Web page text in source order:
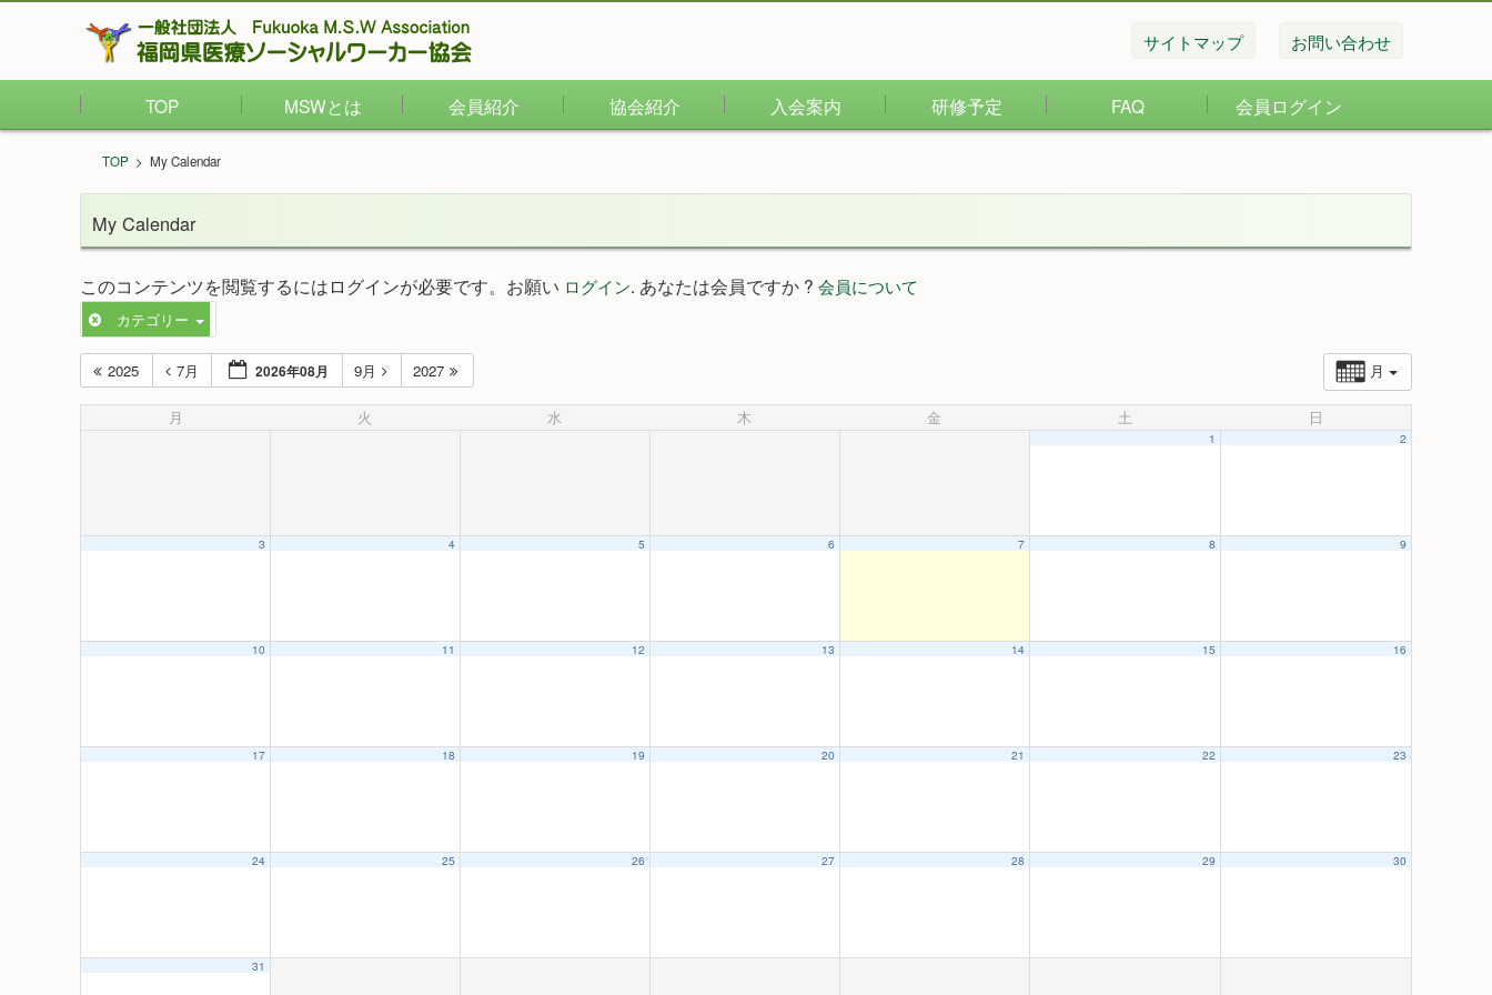
サイトマップ お問い合わせ
TOP MSWとは 会員紹介 協会紹介 入会案内 研修予定 FAQ 会員ログイン
TOP > My Calendar
My Calendar
このコンテンツを閲覧するにはログインが必要です。お願い ログイン. あなたは会員ですか ? 会員について
カテゴリー
月
2025 7月 2026年08月 9月 2027
月 火 水 木 金 土 日
1 2
3 4 5 6 7 8 9
10 11 12 13 14 15 16
17 18 19 20 21 22 23
24 25 26 27 28 29 30
31